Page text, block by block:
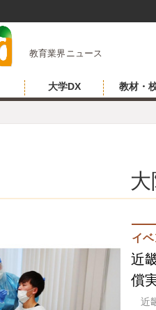
教育業界ニュース
大学DX 教材・
イベ
近
償
近